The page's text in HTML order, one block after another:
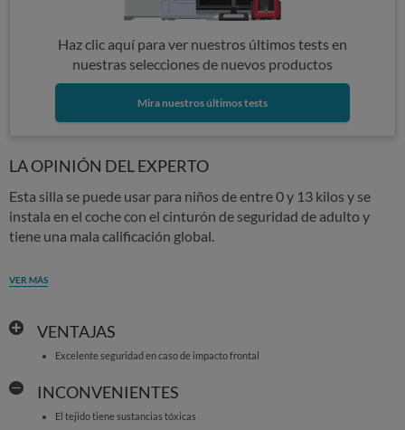
Haz clic aquí para ver nuestros últimos tests en
nuestras selecciones de nuevos productos
Mira nuestros últimos tests
LA OPINIÓN DEL EXPERTO
Esta silla se puede usar para niños de entre 0 y 13 kilos y se
instala en el coche con el cinturón de seguridad de adulto y
tiene una mala calificación global.
VER MÁS
VENTAJAS
Excelente seguridad en caso de impacto frontal
INCONVENIENTES
El tejido tiene sustancias tóxicas